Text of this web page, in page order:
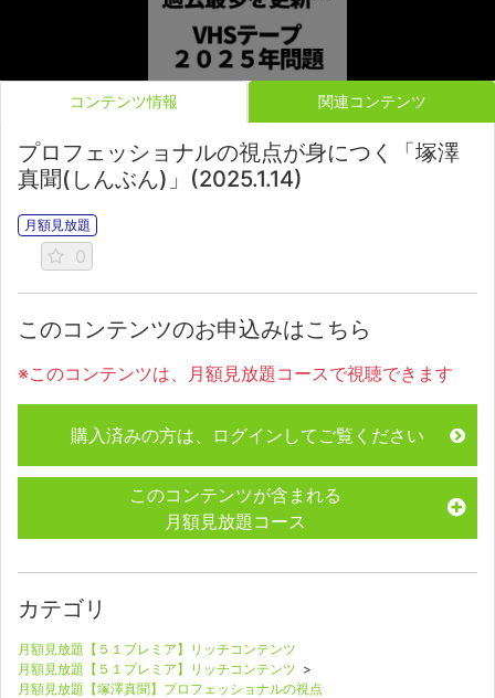
コンテンツ情報 関連コンテンツ
プロフェッショナルの視点が身につく「塚澤
真聞(しんぶん)」(2025.1.14)
月額見放題
0
このコンテンツのお申込みはこちら
※このコンテンツは、月額見放題コースで視聴できます
購入済みの方は、ログインしてご覧ください
このコンテンツが含まれる
月額見放題コース
カテゴリ
月額見放題【５１プレミア】リッチコンテンツ
月額見放題【５１プレミア】リッチコンテンツ >
月額見放題【塚澤真聞】プロフェッショナルの視点